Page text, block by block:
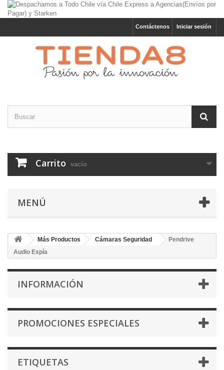
Iniciar sesión
Contáctenos
Carrito vacío
MENÚ
Más Productos Cámaras Seguridad
Pendrive
Audio Espía
INFORMACIÓN
PROMOCIONES ESPECIALES
ETIQUETAS